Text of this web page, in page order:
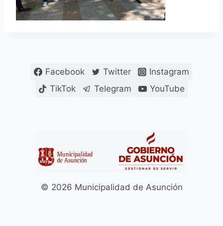
Facebook Twitter
Instagram
TikTok
Telegram YouTube
© 2026 Municipalidad de Asunción